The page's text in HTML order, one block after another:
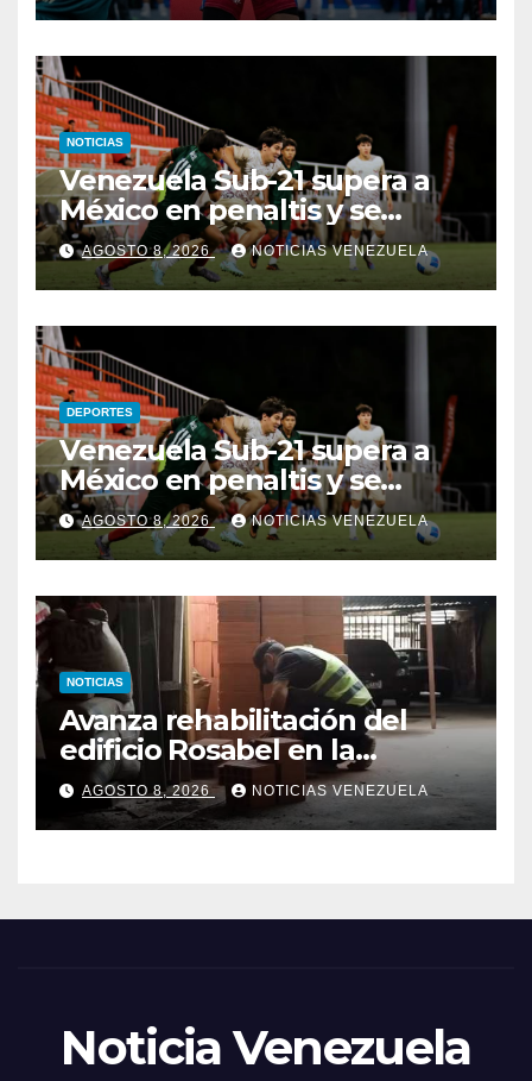
NOTICIAS
Venezuela Sub-21 supera a
México en penaltis y se
adjudica el oro
AGOSTO 8, 2026 NOTICIAS VENEZUELA
DEPORTES
Venezuela Sub-21 supera a
México en penaltis y se
adjudica el oro
AGOSTO 8, 2026 NOTICIAS VENEZUELA
NOTICIAS
Avanza rehabilitación del
edificio Rosabel en la
parroquia San José de
Caracas
AGOSTO 8, 2026 NOTICIAS VENEZUELA
Noticia Venezuela